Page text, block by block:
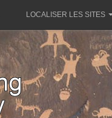
LOCALISER LES SITES